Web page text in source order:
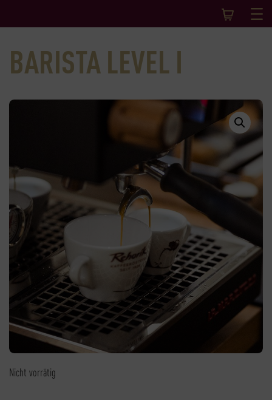
BARISTA LEVEL I
Nicht vorrätig